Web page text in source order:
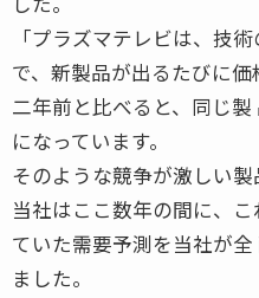
「プラズマテレビは、技
で、新製品が出るたびに価
二年前と比べると、同じ
になっています。
そのような競争が激しい製
当社はここ数年の間に、
ていた需要予測を当社が
ました。